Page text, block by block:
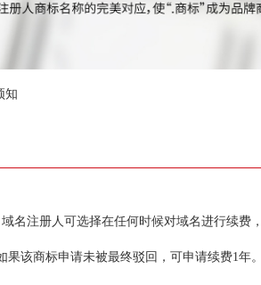
知
注册人可选择在任何时候对域名进行续费
商标申请未被最终驳回，可申请续费1年。